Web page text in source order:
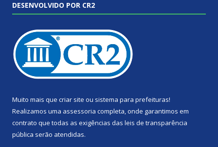
DESENVOLVIDO POR CR2
Muito mais que criar site ou sistema para prefeituras!
Realizamos uma assessoria completa, onde garantimos em
contrato que todas as exigências das leis de transparência
pública serão atendidas.